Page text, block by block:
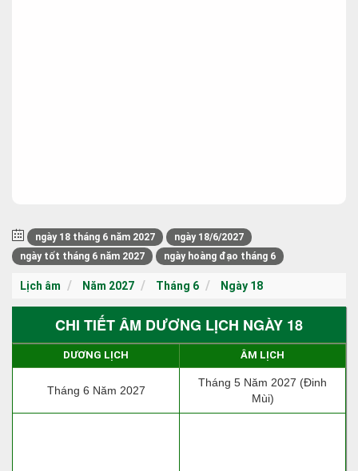
ngày 18 tháng 6 năm 2027
ngày 18/6/2027
ngày tốt tháng 6 năm 2027
ngày hoàng đạo tháng 6
Lịch âm Năm 2027 Tháng 6 Ngày 18
CHI TIẾT ÂM DƯƠNG LỊCH NGÀY 18
DƯƠNG LỊCH ÂM LỊCH
Tháng 6 Năm 2027
Tháng 5 Năm 2027 (Đinh
Mùi)